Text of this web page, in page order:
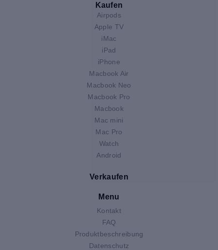
Kaufen
Airpods
Apple TV
iMac
iPad
iPhone
Macbook Air
Macbook Neo
Macbook Pro
Macbook
Mac mini
Mac Pro
Watch
Android
Verkaufen
Menu
Kontakt
FAQ
Produktbeschreibung
Datenschutz